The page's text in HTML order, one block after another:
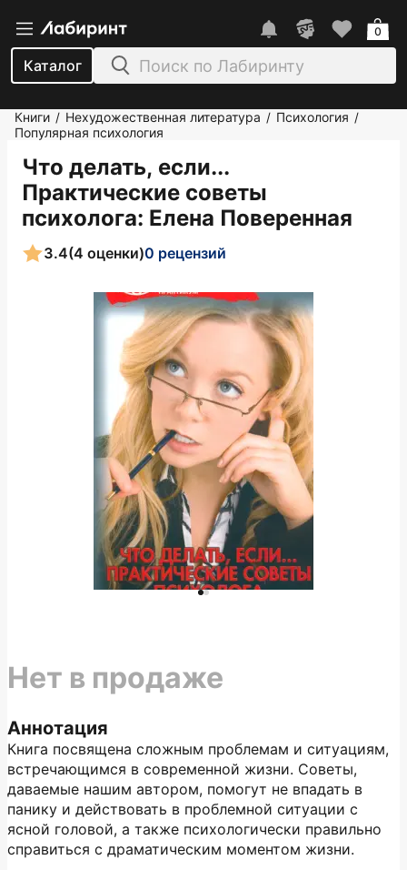
Каталог
0
Книги / Нехудожественная литература / Психология /
Популярная психология
Что делать, если...
Практические советы
психолога: Елена Поверенная
3.4(4 оценки)0 рецензий
Аннотация
Книга посвящена сложным проблемам и ситуациям,
встречающимся в современной жизни. Советы,
даваемые нашим автором, помогут не впадать в
панику и действовать в проблемной ситуации с
ясной головой, а также психологически правильно
справиться с драматическим моментом жизни.
Нет в продаже